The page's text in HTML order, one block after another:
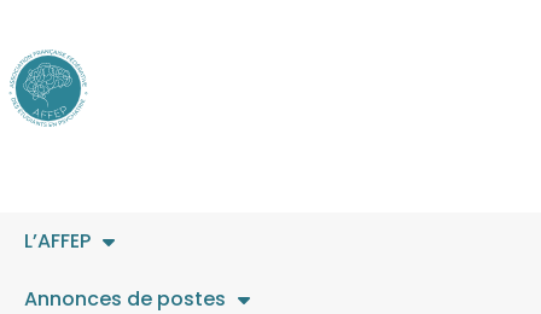
L’AFFEP
Annonces de postes